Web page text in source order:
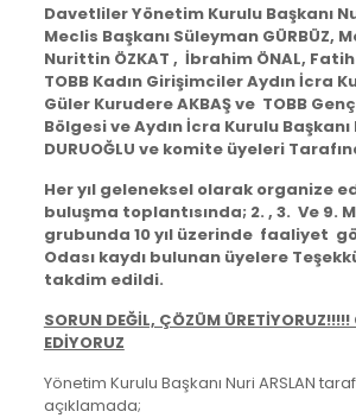
Davetliler Yönetim Kurulu Başkanı
Meclis Başkanı Süleyman GÜRBÜZ,
Nurittin ÖZKAT , İbrahim ÖNAL, Fatih
TOBB Kadın Girişimciler Aydın İcra
Güler Kurudere AKBAŞ ve TOBB
Bölgesi ve Aydın İcra Kurulu Başkanı
DURUOĞLU ve komite üyeleri
Her yıl geleneksel olarak organize
buluşma toplantısında; 2. , 3. Ve 9.
grubunda 10 yıl üzerinde faaliyet
Odası kaydı bulunan üyelere
takdim edildi.
SORUN DEĞİL, ÇÖZÜM ÜRETİYORUZ!!!!!
EDİYORUZ
Yönetim Kurulu Başkanı Nuri ARSLAN
açıklamada;